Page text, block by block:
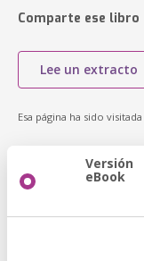
Comparte ese libro
Lee un extracto
Esa página ha sido visitada
Versión
eBook